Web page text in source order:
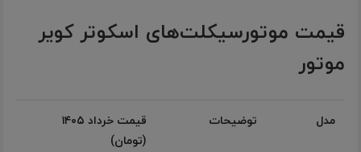
قیمت موتورسیکلت‌های اسکوتر کویر
موتور
مدل توضیحات
قیمت خرداد ۱۴۰۵
(تومان)